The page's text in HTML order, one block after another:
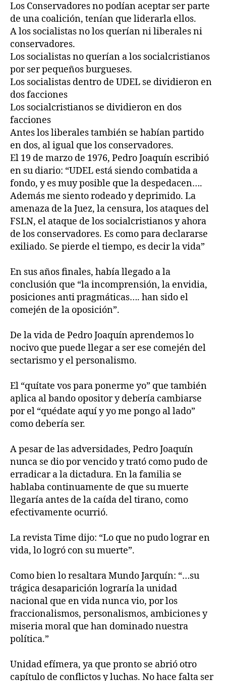
Los Conservadores no podían aceptar ser parte
de una coalición, tenían que liderarla ellos.
A los socialistas no los querían ni liberales ni
conservadores.
Los socialistas no querían a los socialcristianos
por ser pequeños burgueses.
Los socialistas dentro de UDEL se dividieron en
dos facciones
Los socialcristianos se dividieron en dos
facciones
Antes los liberales también se habían partido
en dos, al igual que los conservadores.
El 19 de marzo de 1976, Pedro Joaquín escribió
en su diario: “UDEL está siendo combatida a
fondo, y es muy posible que la despedacen….
Además me siento rodeado y deprimido. La
amenaza de la Juez, la censura, los ataques del
FSLN, el ataque de los socialcristianos y ahora
de los conservadores. Es como para declararse
exiliado. Se pierde el tiempo, es decir la vida”
En sus años finales, había llegado a la
conclusión que “la incomprensión, la envidia,
posiciones anti pragmáticas…. han sido el
comején de la oposición”.
De la vida de Pedro Joaquín aprendemos lo
nocivo que puede llegar a ser ese comején del
sectarismo y el personalismo.
El “quítate vos para ponerme yo” que también
aplica al bando opositor y debería cambiarse
por el “quédate aquí y yo me pongo al lado”
como debería ser.
A pesar de las adversidades, Pedro Joaquín
nunca se dio por vencido y trató como pudo de
erradicar a la dictadura. En la familia se
hablaba continuamente de que su muerte
llegaría antes de la caída del tirano, como
efectivamente ocurrió.
La revista Time dijo: “Lo que no pudo lograr en
vida, lo logró con su muerte”.
Como bien lo resaltara Mundo Jarquín: “…su
trágica desaparición lograría la unidad
nacional que en vida nunca vio, por los
fraccionalismos, personalismos, ambiciones y
miseria moral que han dominado nuestra
política.”
Unidad efímera, ya que pronto se abrió otro
capítulo de conflictos y luchas. No hace falta ser